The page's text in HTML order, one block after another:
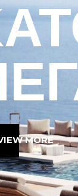
MORE